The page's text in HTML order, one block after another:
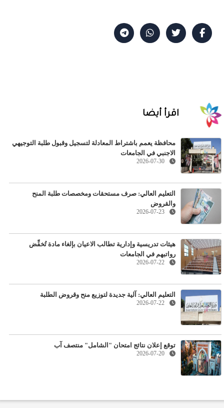
اقرأ أيضا
محافظة يعمم باشتراط المعادلة لتسجيل وقبول طلبة التوجيهي
الاجنبي في الجامعات
2026-07-30
التعليم العالي: صرف مستحقات ومخصصات طلبة المنح
والقروض
2026-07-23
هيئات تدريسية وإدارية تطالب الاعيان بإلغاء مادة تُخفِّض
رواتبهم في الجامعات
2026-07-22
التعليم العالي: آلية جديدة لتوزيع منح وقروض الطلبة
2026-07-22
توقع إعلان نتائج امتحان "الشامل" منتصف آب
2026-07-20